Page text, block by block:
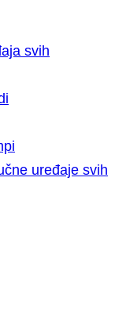
svih
uređaje svih